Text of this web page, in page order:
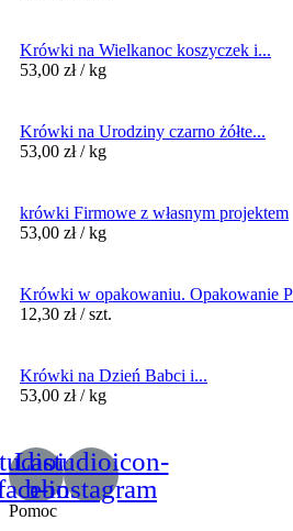
Krówki na Wielkanoc koszyczek i...
53,00 zł / kg
Krówki na Urodziny czarno żółte...
53,00 zł / kg
krówki Firmowe z własnym projektem
53,00 zł / kg
Krówki w opakowaniu. Opakowanie
12,30 zł / szt.
Krówki na Dzień Babci i...
53,00 zł / kg
Lastudioicon-
b-instagram
Pomoc